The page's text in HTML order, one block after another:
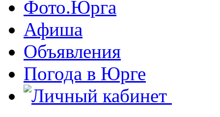
Фото.Юрга
Афиша
Объявления
Погода в Юрге